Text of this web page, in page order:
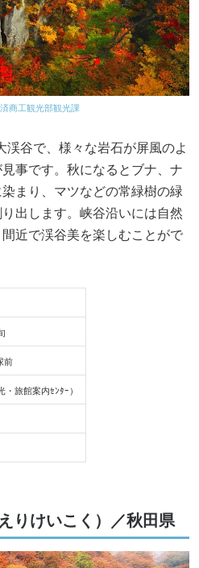
商工観光部観光課
渓谷で、様々な岩石が屏風のよ
事です。秋になるとブナ、ナ
まり、マツなどの常緑樹の緑
出します。峡谷沿いには自然
近で渓谷美を楽しむことがで
前
旅館案内ｾﾝﾀｰ）
りけいこく）／秋田県